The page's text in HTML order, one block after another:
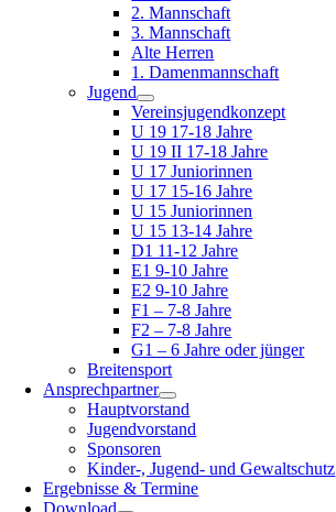
2. Mannschaft
3. Mannschaft
Alte Herren
1. Damenmannschaft
Jugend
Vereinsjugendkonzept
U 19 17-18 Jahre
U 19 II 17-18 Jahre
U 17 Juniorinnen
U 17 15-16 Jahre
U 15 Juniorinnen
U 15 13-14 Jahre
D1 11-12 Jahre
E1 9-10 Jahre
E2 9-10 Jahre
F1 – 7-8 Jahre
F2 – 7-8 Jahre
G1 – 6 Jahre oder jünger
Breitensport
Ansprechpartner
Hauptvorstand
Jugendvorstand
Sponsoren
Kinder-, Jugend- und Gewaltschutz
Ergebnisse & Termine
Download